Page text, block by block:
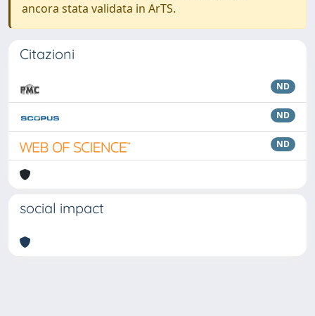
ancora stata validata in ArTS.
Citazioni
ND
ND
ND
social impact